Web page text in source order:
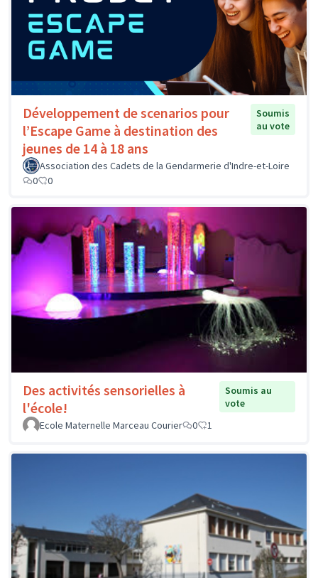
Développement de scenarios pour
l’Escape Game à destination des
jeunes de 14 à 18 ans
Soumis
au vote
Association des Cadets de la Gendarmerie d'Indre-et-Loire
0
0
Des activités sensorielles à
l'école!
Soumis au
vote
Ecole Maternelle Marceau Courier
0 1